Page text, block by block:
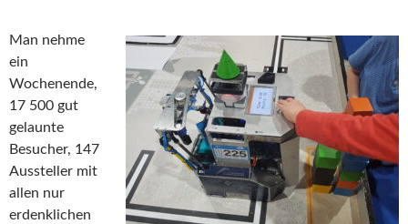
Man nehme
ein
Wochenende,
17 500 gut
gelaunte
Besucher, 147
Aussteller mit
allen nur
erdenklichen